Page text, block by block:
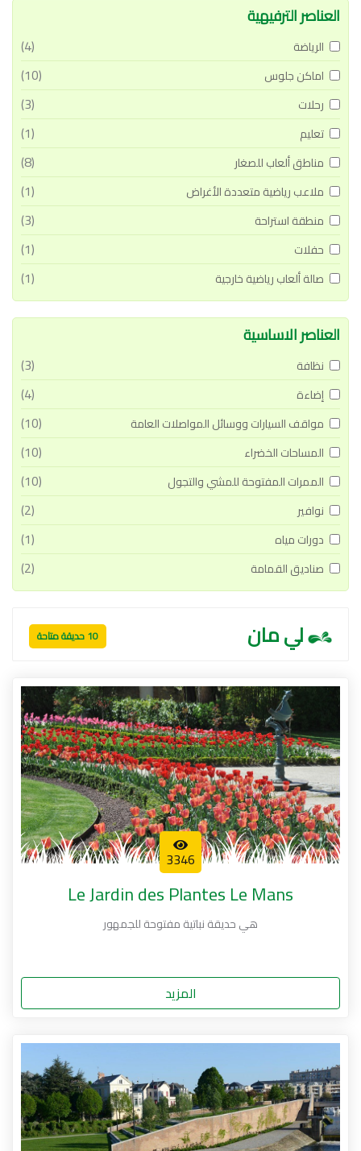
العناصر الترفيهية
الرياضة (4)
اماكن جلوس (10)
رحلات (3)
تعليم (1)
مناطق ألعاب للصغار (8)
ملاعب رياضية متعددة الأغراض (1)
منطقة استراحة (3)
حفلات (1)
صالة ألعاب رياضية خارجية (1)
العناصر الاساسية
نظافة (3)
إضاءة (4)
مواقف السيارات ووسائل المواصلات العامة (10)
المساحات الخضراء (10)
الممرات المفتوحة للمشي والتجول (10)
نوافير (2)
دورات مياه (1)
صناديق القمامة (2)
لي مان 10 حديقة متاحة
3346
Le Jardin des Plantes Le Mans
هي حديقة نباتية مفتوحة للجمهور
المزيد